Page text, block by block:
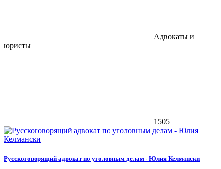
Адвокаты и
юристы
1505
Русскоговорящий адвокат по уголовным делам - Юлия Келмански